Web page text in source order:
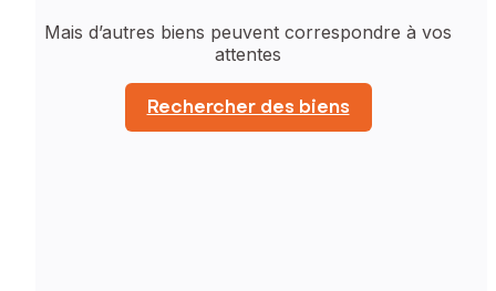
Mais d’autres biens peuvent correspondre à vos
attentes
Rechercher des biens